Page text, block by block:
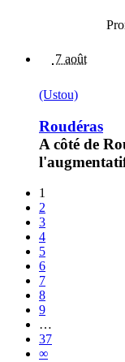
7 août
(Ustou)
Roudéras
A côté de
1
2
3
4
5
6
7
8
9
…
37
∞